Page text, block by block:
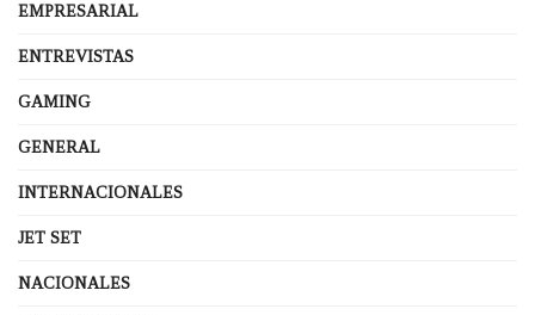
EMPRESARIAL
ENTREVISTAS
GAMING
GENERAL
INTERNACIONALES
JET SET
NACIONALES